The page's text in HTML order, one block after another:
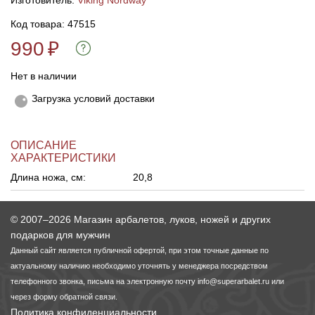
Код товара: 47515
990₽
Нет в наличии
Загрузка условий доставки
ОПИСАНИЕ
ХАРАКТЕРИСТИКИ
Длина ножа, см: 20,8
© 2007–2026 Магазин арбалетов, луков, ножей и других
подарков для мужчин
Данный сайт является публичной офертой, при этом точные данные по
актуальному наличию необходимо уточнять у менеджера посредством
телефонного звонка, письма на электронную почту info@superarbalet.ru или
через форму обратной связи.
Политика конфиденциальности
Линейки для настройки лука
Кликеры для лука
Плунжеры для лука
Киссеры для лука
Охотничьи ножи